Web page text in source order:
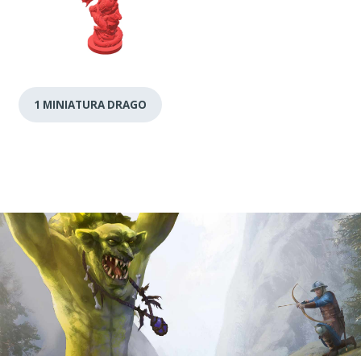
1 MINIATURA DRAGO